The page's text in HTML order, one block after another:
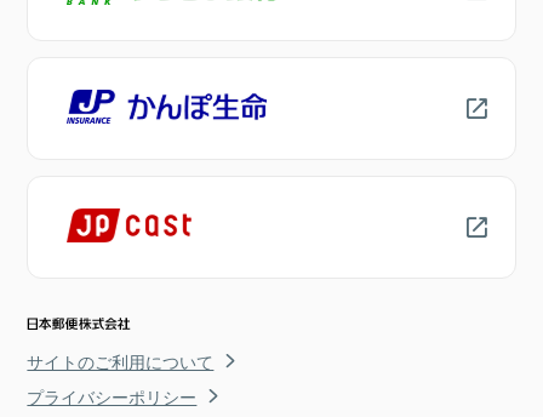
サイトのご利用について
プライバシーポリシー